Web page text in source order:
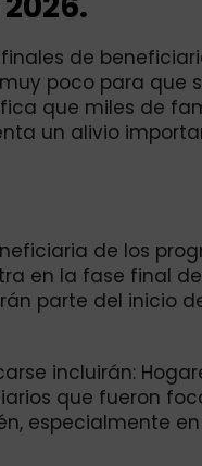
de
poco para que
que miles de
un alivio
de los
en la fase final de
parte del inicio
incluirán:
que fueron
especialmente en